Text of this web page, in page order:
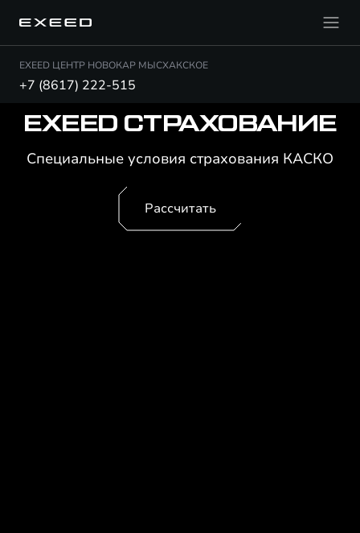
EXEED ЦЕНТР НОВОКАР МЫСХАКСКОЕ
+7 (8617) 222-515
EXEED СТРАХОВАНИЕ
Специальные условия страхования КАСКО
Рассчитать